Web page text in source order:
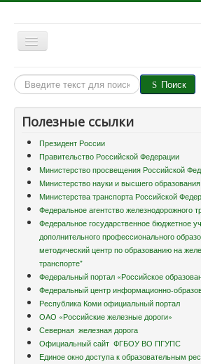
Включить/
выключить
Мы
Новости АБИТУРИЕНТУ
Поиск Поиск
Полезные ссылки
Президент России
Правительство Российской Федерации
Министерство просвещения Российской
Министерство науки и высшего
Министерства транспорта Российской
Федеральное агентство железнодорожного
Федеральное государственное бюджетное
дополнительного профессионального
методический центр по образованию на
транспорте"
Федеральный портал «Российское
Федеральный центр информационно-
Республика Коми официальный портал
ОАО «Российские железные дороги»
Северная железная дорога
Официальный сайт ФГБОУ ВО ПГУПС
Единое окно доступа к образовательным